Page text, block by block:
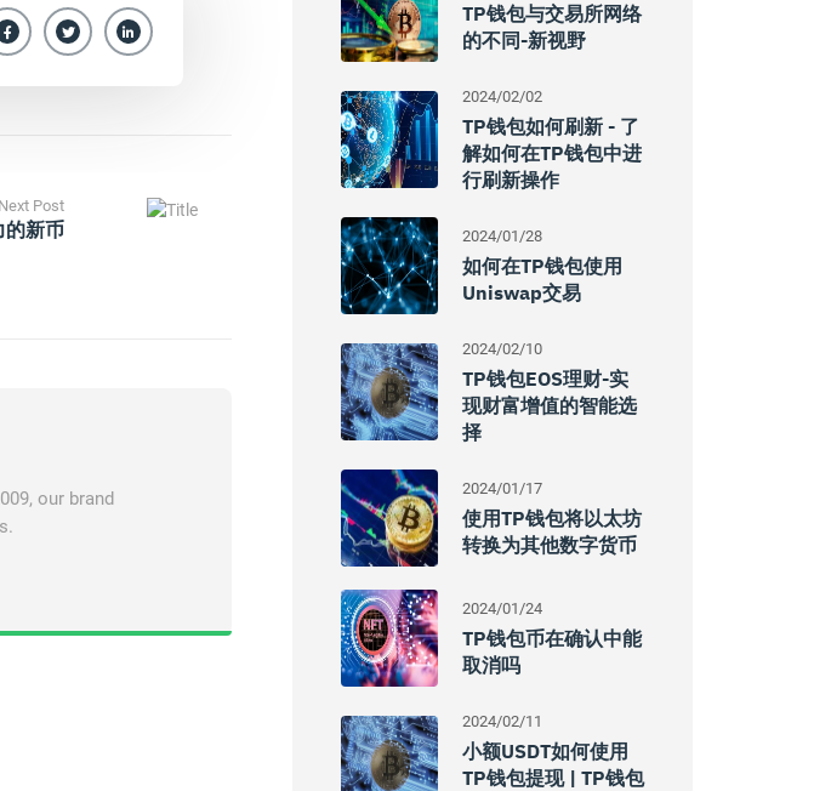
Next Post
新币
our brand
TP钱包与交易所网络
的不同-新视野
2024/02/02
TP钱包如何刷新 - 了
解如何在TP钱包中进
行刷新操作
2024/01/28
如何在TP钱包使用
Uniswap交易
2024/02/10
TP钱包EOS理财-实
现财富增值的智能选
择
2024/01/17
使用TP钱包将以太坊
转换为其他数字货币
2024/01/24
TP钱包币在确认中能
取消吗
2024/02/11
小额USDT如何使用
TP钱包提现 | TP钱包